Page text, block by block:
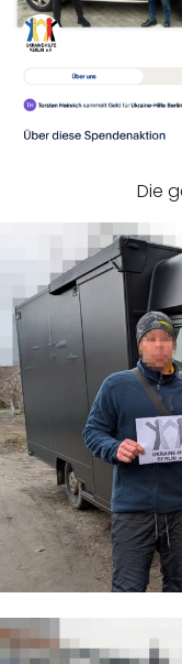
Die